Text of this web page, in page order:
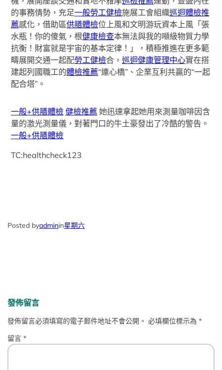
的事務情勢，充足一般勞工健檢施展工會組織巡迴體檢推
薦感化，借助區供膳體檢位上風和文明游玩資本上風「張
水瓶！你的傻氣，根健康檢查本無法與我的噸級物質力學
抗衡！財富就是宇宙的基本定律！」，積極推進在更多範
疇展開交通一起配勞工健檢合，巡迴健康管理中心實在搭
建起列國職工的體檢推薦“連心橋”、企業互利共贏的“一起
配合塔”。
一般+供膳體檢 健檢推薦 她迅速拿起她用來測量咖啡因含
量的激光測量儀，對著門口的牛土豪發出了冷酷的警告。
一般+供膳體檢
TC:healthcheck123
Posted byadminin星期六
發佈留言
發佈留言必須填寫的電子郵件地址不會公開。 必填欄位標示為*
留言*